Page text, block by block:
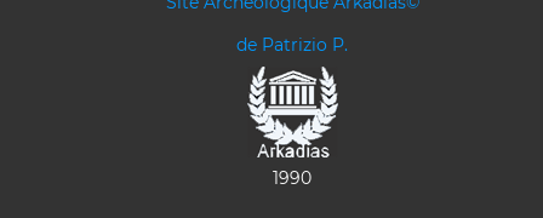
de Patrizio P.
1990